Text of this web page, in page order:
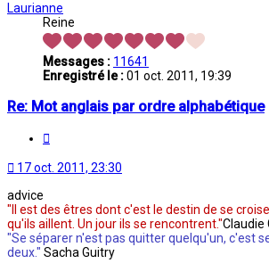
Laurianne
Reine
Messages : 11641
Enregistré le :01 oct. 2011, 19:39
Re: Mot anglais par ordre alphabétique
17 oct. 2011, 23:30
advice
"Il est des êtres dont c'est le destin de se
qu'ils aillent. Un jour ils se rencontrent."Claudie
"Se séparer n'est pas quitter quelqu'un, c'est
deux." Sacha Guitry